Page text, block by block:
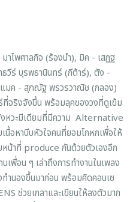
ศาลกิจ (ร้องนำ), มิค - เสฏฐ
วีร์ บุรพธานินทร์ (กีต้าร์), ตัง -
แมค - สุภณัฐ พรวรวาณิช (กลอง)
จริงจังขึ้น พร้อมลุคของวงที่ดูเข้ม
งหวะมีเดียมที่มีความ Alternative
อหาบีบหัวใจคนที่ยอมโกหกเพื่อให้
น้าที่ produce กันด้วยตัวเองอีก
เพื่อน ๆ เล่าถึงการทำงานในเพลง
ำนองขึ้นมาก่อน พร้อมคิดคอนเซ
ช่วยเกลาและเขียนให้ลงตัวมาก